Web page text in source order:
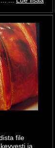
file
ja